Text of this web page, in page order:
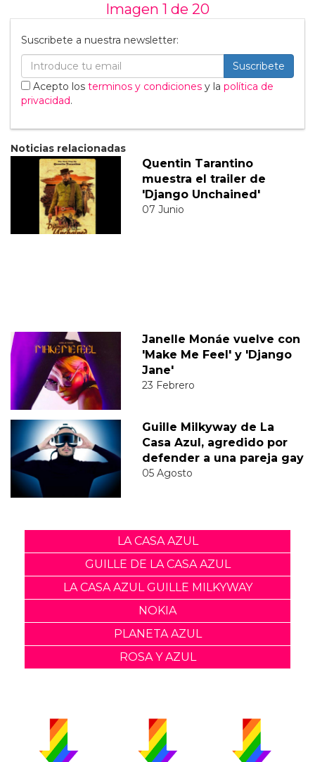
Imagen 1 de 20
Suscribete a nuestra newsletter:
Suscribete
Acepto los terminos y condiciones y la política de
privacidad.
Noticias relacionadas
Quentin Tarantino
muestra el trailer de
'Django Unchained'
07 Junio
Janelle Monáe vuelve con
'Make Me Feel' y 'Django
Jane'
23 Febrero
Guille Milkyway de La
Casa Azul, agredido por
defender a una pareja gay
05 Agosto
LA CASA AZUL
GUILLE DE LA CASA AZUL
LA CASA AZUL GUILLE MILKYWAY
NOKIA
PLANETA AZUL
ROSA Y AZUL